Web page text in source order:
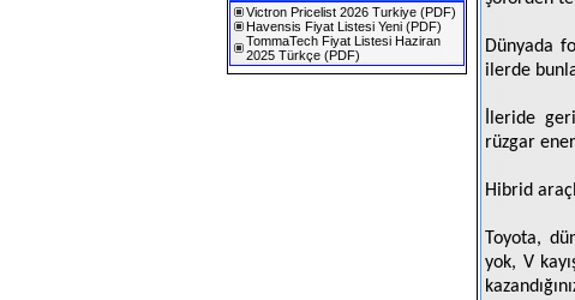
Victron Pricelist 2026 Turkiye (PDF)
Havensis Fiyat Listesi Yeni (PDF)
TommaTech Fiyat Listesi Haziran
2025 Türkçe (PDF)
Dünyada
ilerde
İleride
rüzgar
Hibrid
Toyota,
yok, V